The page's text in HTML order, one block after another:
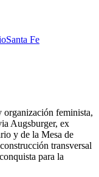
Santa Fe
organización feminista,
Augsburger, ex
y de la Mesa de
transversal
para la